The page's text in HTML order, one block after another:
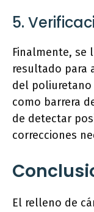
5.
Finalmente, se
resultado para
del poliuretano
como barrera
de detectar
correcciones
El relleno de